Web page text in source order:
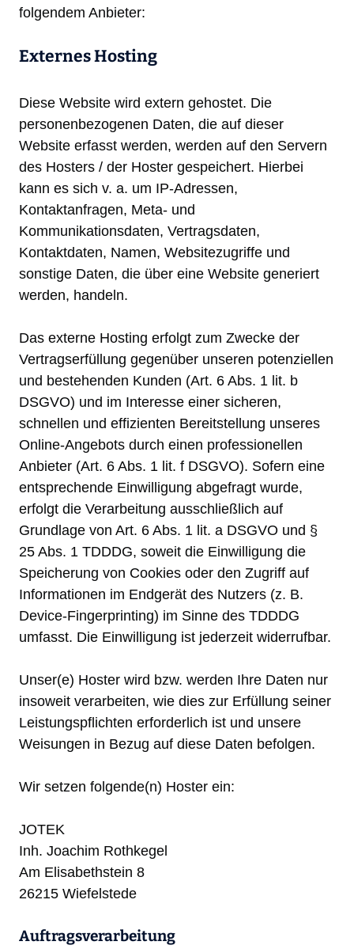
folgendem Anbieter:
Externes Hosting
Diese Website wird extern gehostet. Die
personenbezogenen Daten, die auf dieser
Website erfasst werden, werden auf den Servern
des Hosters / der Hoster gespeichert. Hierbei
kann es sich v. a. um IP-Adressen,
Kontaktanfragen, Meta- und
Kommunikationsdaten, Vertragsdaten,
Kontaktdaten, Namen, Websitezugriffe und
sonstige Daten, die über eine Website generiert
werden, handeln.
Das externe Hosting erfolgt zum Zwecke der
Vertragserfüllung gegenüber unseren potenziellen
und bestehenden Kunden (Art. 6 Abs. 1 lit. b
DSGVO) und im Interesse einer sicheren,
schnellen und effizienten Bereitstellung unseres
Online-Angebots durch einen professionellen
Anbieter (Art. 6 Abs. 1 lit. f DSGVO). Sofern eine
entsprechende Einwilligung abgefragt wurde,
erfolgt die Verarbeitung ausschließlich auf
Grundlage von Art. 6 Abs. 1 lit. a DSGVO und §
25 Abs. 1 TDDDG, soweit die Einwilligung die
Speicherung von Cookies oder den Zugriff auf
Informationen im Endgerät des Nutzers (z. B.
Device-Fingerprinting) im Sinne des TDDDG
umfasst. Die Einwilligung ist jederzeit widerrufbar.
Unser(e) Hoster wird bzw. werden Ihre Daten nur
insoweit verarbeiten, wie dies zur Erfüllung seiner
Leistungspflichten erforderlich ist und unsere
Weisungen in Bezug auf diese Daten befolgen.
Wir setzen folgende(n) Hoster ein:
JOTEK
Inh. Joachim Rothkegel
Am Elisabethstein 8
26215 Wiefelstede
Auftragsverarbeitung